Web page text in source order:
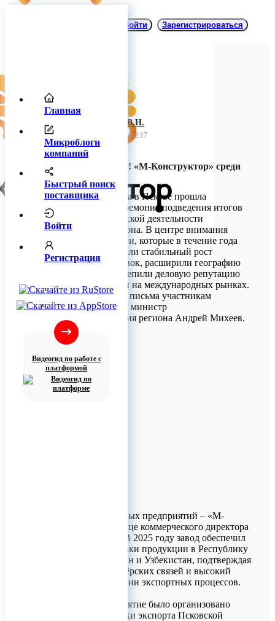
Главная
Микроблоги
компаний
Быстрый поиск
поставщика
Войти
Регистрация
Видеогид по работе с
платформой
Войти Зарегистрироваться
ИП Багнюк В.Н.
16 декабря 2025 12:17
Экспорт работает! «М-Конструктор» среди
лидеров региона
4 декабря 2025 года в Пскове прошла
торжественная церемония подведения итогов
внешнеэкономической деятельности
предприятий региона. В центре внимания
оказались компании, которые в течение года
продемонстрировали стабильный рост
экспортных поставок, расширили географию
присутствия и укрепили деловую репутацию
Псковской области на международных рынках.
Благодарственные письма участникам
церемонии вручил министр
Минэкономразвития региона Андрей Михеев.
Среди награждённых предприятий – «М-
Конструктор» в лице коммерческого директора
Артёма Багнюка. В 2025 году завод обеспечил
стабильные поставки продукции в Республику
Беларусь, Казахстан и Узбекистан, подтверждая
надёжность партнёрских связей и высокий
уровень организации экспортных процессов.
Добавим, мероприятие было организовано
Центром поддержки экспорта Псковской